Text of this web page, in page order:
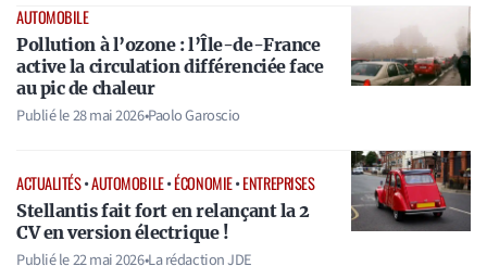
AUTOMOBILE
Pollution à l’ozone : l’Île-de-France
active la circulation différenciée face
au pic de chaleur
Publié le28 mai 2026•Paolo Garoscio
ACTUALITÉS•AUTOMOBILE•ÉCONOMIE•ENTREPRISES
Stellantis fait fort en relançant la 2
CV en version électrique !
Publié le22 mai 2026•La rédaction JDE